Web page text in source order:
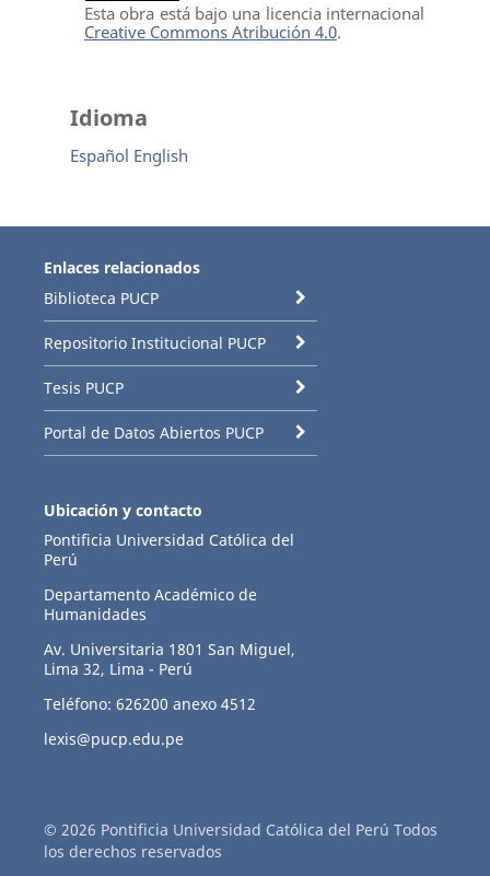
Esta obra está bajo una licencia internacional
Creative Commons Atribución 4.0.
Idioma
Español English
Enlaces relacionados
Biblioteca PUCP
Repositorio Institucional PUCP
Tesis PUCP
Portal de Datos Abiertos PUCP
Ubicación y contacto
Pontificia Universidad Católica del
Perú
Departamento Académico de
Humanidades
Av. Universitaria 1801 San Miguel,
Lima 32, Lima - Perú
Teléfono: 626200 anexo 4512
lexis@pucp.edu.pe
© 2026 Pontificia Universidad Católica del Perú Todos
los derechos reservados